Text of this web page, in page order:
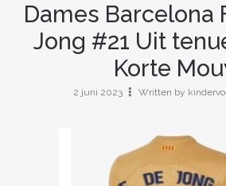
Dames Barcelona
Jong #21 Uit
Korte
2 juni 2023 Written by